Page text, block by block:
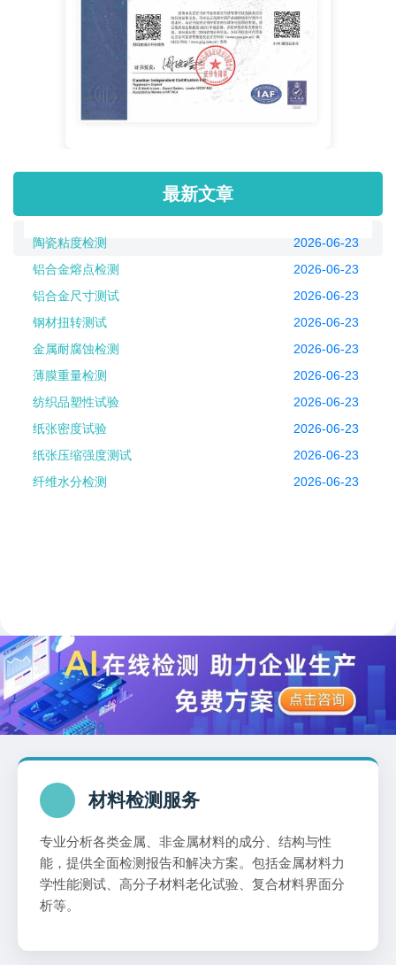
最新文章
陶瓷粘度检测
2026-06-23
铝合金熔点检测
2026-06-23
铝合金尺寸测试
2026-06-23
钢材扭转测试
2026-06-23
金属耐腐蚀检测
2026-06-23
薄膜重量检测
2026-06-23
纺织品塑性试验
2026-06-23
纸张密度试验
2026-06-23
纸张压缩强度测试
2026-06-23
纤维水分检测
2026-06-23
材料检测服务
专业分析各类金属、非金属材料的成分、结构与性
能，提供全面检测报告和解决方案。包括金属材料力
学性能测试、高分子材料老化试验、复合材料界面分
析等。